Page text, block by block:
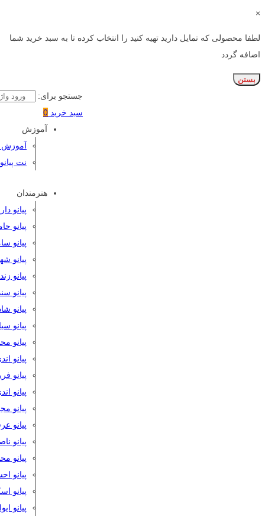
×
لطفا محصولی که تمایل دارید تهیه کنید را انتخاب کرده تا به سبد خرید شما
اضافه گردد
بستن
جستجو برای:
سبد خرید 0
آموزش
آموزش
نت پیانو
هنرمندان
پیانو
پیانو
پیانو
پیانو
پیانو
پیانو
پیانو
پیانو
پیانو
پیانو
پیانو
پیانو
پیانو
پیانو
پیانو
پیانو
پیانو
پیانو
پیانو